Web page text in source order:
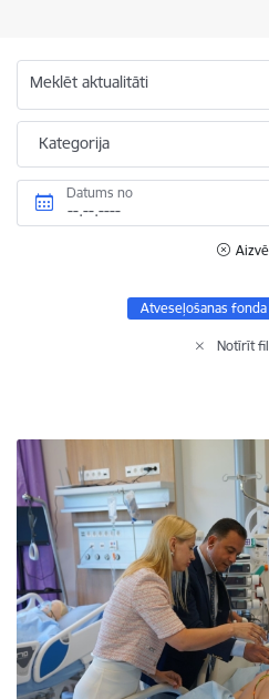
Meklēt aktualitāti
Kategorija
Datums no
Atveseļošanas
Notīrīt